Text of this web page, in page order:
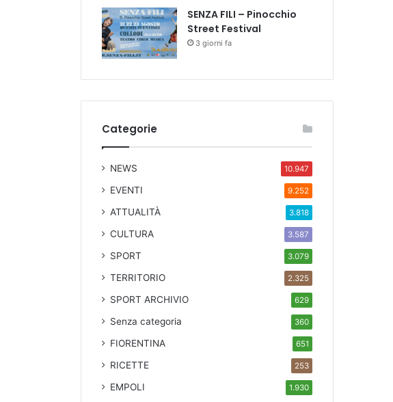
SENZA FILI – Pinocchio
Street Festival
3 giorni fa
Categorie
NEWS 10.947
EVENTI 9.252
ATTUALITÀ 3.818
CULTURA 3.587
SPORT 3.079
TERRITORIO 2.325
SPORT ARCHIVIO 629
Senza categoria 360
FIORENTINA 651
RICETTE 253
EMPOLI 1.930